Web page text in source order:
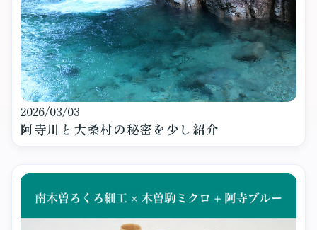
2026/03/03
阿寺川と大桑村の秘密を少し紹介